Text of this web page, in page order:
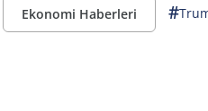
Ekonomi Haberleri #